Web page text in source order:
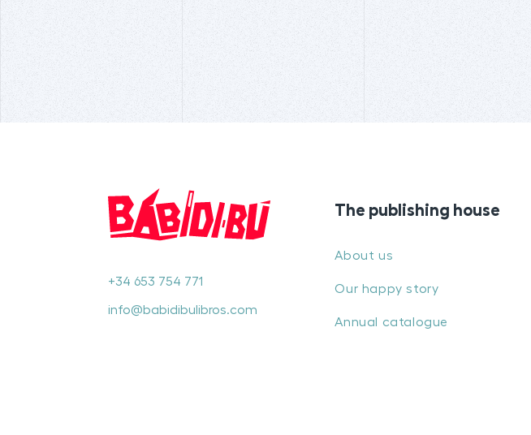
+34 653 754 771
info@babidibulibros.com
The publishing house
About us
Our happy story
Annual catalogue